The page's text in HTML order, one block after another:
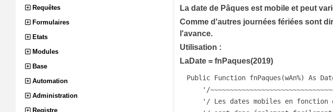
Requêtes
Formulaires
Etats
Modules
Base
Automation
Administration
Registre
La date de Pâques est mobile et peut
Comme d'autres journées fériées sont
l'avance.
Utilisation :
LaDate = fnPaques(2019)
Public Function fnPaques(wAn%) As